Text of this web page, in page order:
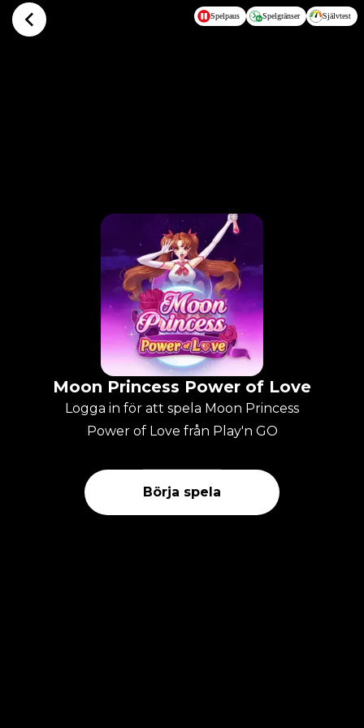
Hoppa till huvudinnehållet Spelpaus Spelgränser Självtest
Moon Princess Power of Love
Logga in för att spela Moon Princess
Power of Love från Play'n GO
Börja spela